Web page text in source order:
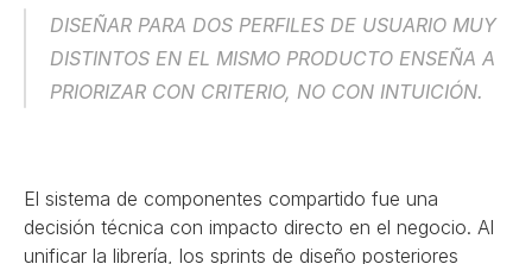
DISEÑAR PARA DOS PERFILES DE USUARIO MUY
DISTINTOS EN EL MISMO PRODUCTO ENSEÑA A
PRIORIZAR CON CRITERIO, NO CON INTUICIÓN.
El sistema de componentes compartido fue una
decisión técnica con impacto directo en el negocio. Al
unificar la librería, los sprints de diseño posteriores